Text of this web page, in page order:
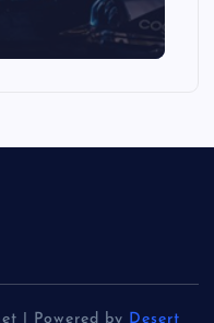
3月 14, 2026
| Powered by Desert